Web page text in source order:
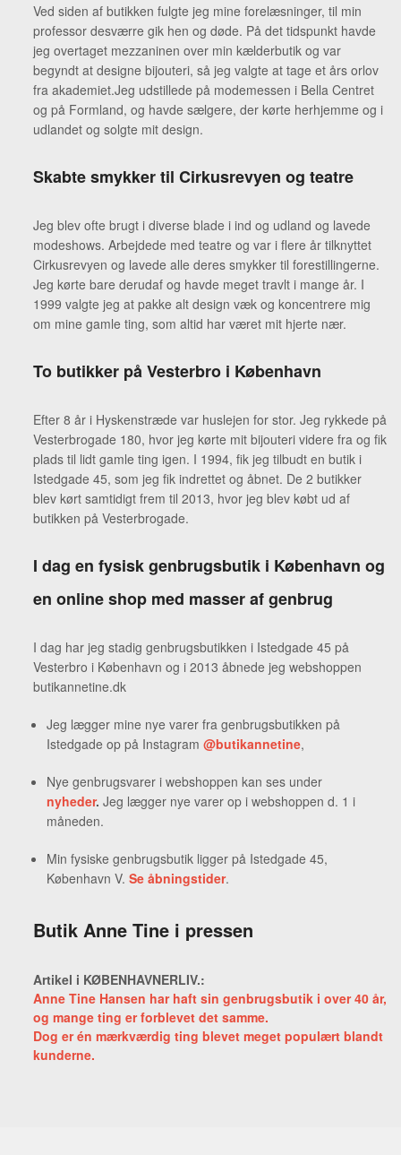
Ved siden af butikken fulgte jeg mine forelæsninger, til min
professor desværre gik hen og døde. På det tidspunkt havde
jeg overtaget mezzaninen over min kælderbutik og var
begyndt at designe bijouteri, så jeg valgte at tage et års orlov
fra akademiet.Jeg udstillede på modemessen i Bella Centret
og på Formland, og havde sælgere, der kørte herhjemme og i
udlandet og solgte mit design.
Skabte smykker til Cirkusrevyen og teatre
Jeg blev ofte brugt i diverse blade i ind og udland og lavede
modeshows. Arbejdede med teatre og var i flere år tilknyttet
Cirkusrevyen og lavede alle deres smykker til forestillingerne.
Jeg kørte bare derudaf og havde meget travlt i mange år. I
1999 valgte jeg at pakke alt design væk og koncentrere mig
om mine gamle ting, som altid har været mit hjerte nær.
To butikker på Vesterbro i København
Efter 8 år i Hyskenstræde var huslejen for stor. Jeg rykkede på
Vesterbrogade 180, hvor jeg kørte mit bijouteri videre fra og fik
plads til lidt gamle ting igen. I 1994, fik jeg tilbudt en butik i
Istedgade 45, som jeg fik indrettet og åbnet. De 2 butikker
blev kørt samtidigt frem til 2013, hvor jeg blev købt ud af
butikken på Vesterbrogade.
I dag en fysisk genbrugsbutik i København og
en online shop med masser af genbrug
I dag har jeg stadig genbrugsbutikken i Istedgade 45 på
Vesterbro i København og i 2013 åbnede jeg webshoppen
butikannetine.dk
Jeg lægger mine nye varer fra genbrugsbutikken på
Istedgade op på Instagram@butikannetine,
Nye genbrugsvarer i webshoppen kan ses under
nyheder.Jeg lægger nye varer op i webshoppen d. 1 i
måneden.
Min fysiske genbrugsbutik ligger på Istedgade 45,
København V.Se åbningstider.
Butik Anne Tine i pressen
Artikel i KØBENHAVNERLIV.:
Anne Tine Hansen har haft sin genbrugsbutik i over 40 år,
og mange ting er forblevet det samme.
Dog er én mærkværdig ting blevet meget populært blandt
kunderne.